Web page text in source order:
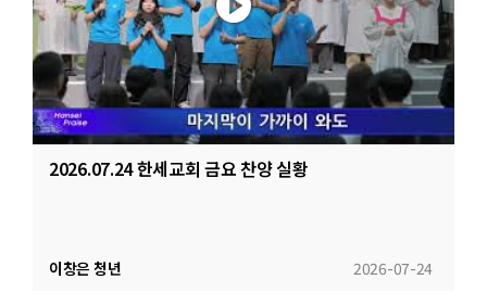
2026.07.24 한세교회 금요 찬양 실황
2026-07-24
이창은 청년